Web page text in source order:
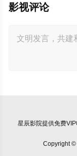
影视评论
星辰影院提供免费
Copyright ©